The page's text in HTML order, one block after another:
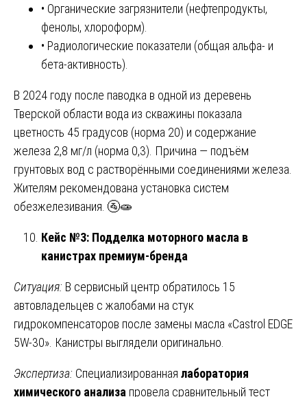
• Органические загрязнители (нефтепродукты,
фенолы, хлороформ).
• Радиологические показатели (общая альфа- и
бета-активность).
В 2024 году после паводка в одной из деревень
Тверской области вода из скважины показала
цветность 45 градусов (норма 20) и содержание
железа 2,8 мг/л (норма 0,3). Причина — подъём
грунтовых вод с растворёнными соединениями железа.
Жителям рекомендована установка систем
обезжелезивания. 🚰🧫
Кейс №3: Подделка моторного масла в
канистрах премиум-бренда
Ситуация: В сервисный центр обратилось 15
автовладельцев с жалобами на стук
гидрокомпенсаторов после замены масла «Castrol EDGE
5W-30». Канистры выглядели оригинально.
Экспертиза: Специализированная лаборатория
химического анализа провела сравнительный тест